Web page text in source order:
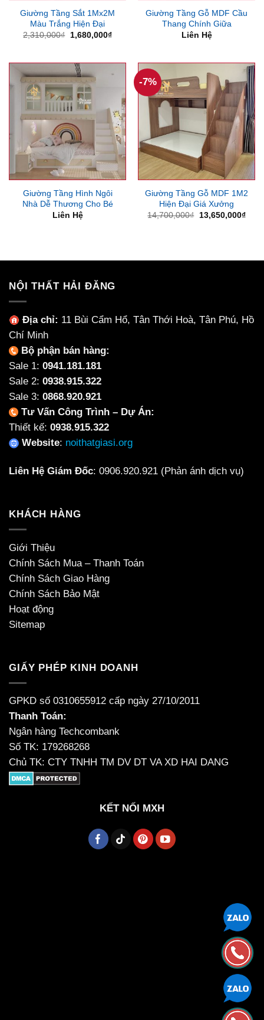
Giường Tầng Sắt 1Mx2M
Màu Trắng Hiện Đại
2,310,000₫
Giá
1,680,000₫Giá
1,680,000₫.
Giường Tầng Gỗ MDF Cầu
Thang Chính Giữa
Liên Hệ
Giường Tầng Hình Ngôi
Nhà Dễ Thương Cho Bé
Liên Hệ
-7%
Giường Tầng Gỗ MDF 1M2
Hiện Đại Giá Xưởng
14,700,000₫
Giá
13,650,000₫Giá
NỘI THẤT HẢI ĐĂNG
Địa chỉ: 11 Bùi Cẩm Hổ, Tân Thới Hoà, Tân Phú, Hồ
Chí Minh
Bộ phận bán hàng:
Sale 1: 0941.181.181
Sale 2: 0938.915.322
Sale 3: 0868.920.921
Tư Vấn Công Trình – Dự Án:
Thiết kế: 0938.915.322
Website: noithatgiasi.org
Liên Hệ Giám Đốc: 0906.920.921 (Phản ánh dịch vụ)
KHÁCH HÀNG
Giới Thiệu
Chính Sách Mua – Thanh Toán
Chính Sách Giao Hàng
Chính Sách Bảo Mật
Hoạt động
Sitemap
GIẤY PHÉP KINH DOANH
GPKD số 0310655912 cấp ngày 27/10/2011
Thanh Toán:
Ngân hàng Techcombank
Số TK: 179268268
Chủ TK: CTY TNHH TM DV DT VA XD HAI DANG
KẾT NỐI MXH